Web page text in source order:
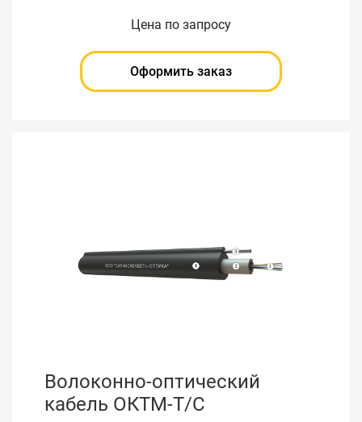
Цена по запросу
Оформить заказ
Волоконно-оптический
кабель ОКТМ-Т/С